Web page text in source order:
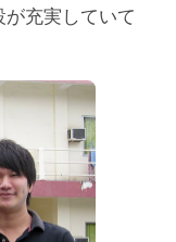
充実していて